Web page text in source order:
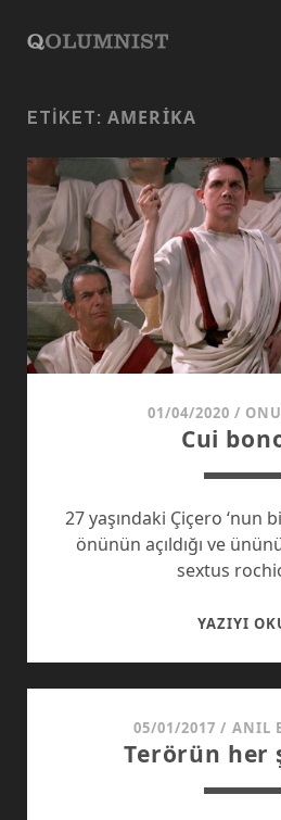
ETIKET: AMERIKA
01/04/2020 /
Cui
27 yaşındaki Çiçero ‘nun
önünün açıldığı ve
sextus
YAZIYI
05/01/2017 / ANIL
Terörün her